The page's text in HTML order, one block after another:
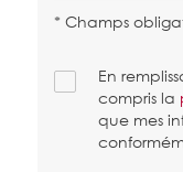
* Champs
En
compris la
que mes